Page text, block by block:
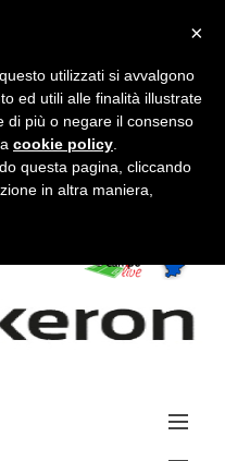
×
utilizzati si avvalgono
ed utili alle finalità illustrate
di più o negare il consenso
cookie policy
questa pagina, cliccando
in altra maniera,